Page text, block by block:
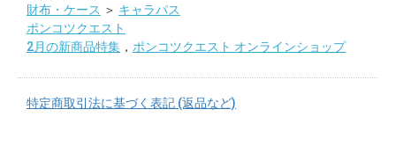
財布・ケース ＞ キャラパス
ポンコツクエスト
2月の新商品特集 ， ポンコツクエスト オンラインショップ
特定商取引法に基づく表記 (返品など)